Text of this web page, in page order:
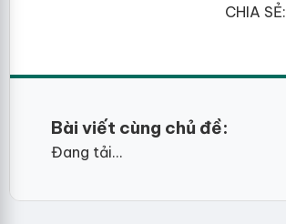
CHIA SẺ:
Bài viết cùng chủ đề:
Đang tải...